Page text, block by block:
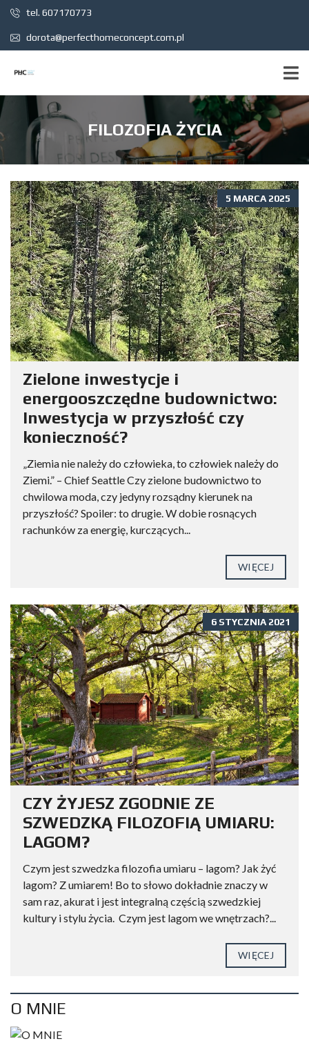
tel. 607170773
dorota@perfecthomeconcept.com.pl
FILOZOFIA ŻYCIA
5 MARCA 2025
Zielone inwestycje i
energooszczędne budownictwo:
Inwestycja w przyszłość czy
konieczność?
„Ziemia nie należy do człowieka, to człowiek należy do
Ziemi.” – Chief Seattle Czy zielone budownictwo to
chwilowa moda, czy jedyny rozsądny kierunek na
przyszłość? Spoiler: to drugie. W dobie rosnących
rachunków za energię, kurczących...
WIĘCEJ
6 STYCZNIA 2021
CZY ŻYJESZ ZGODNIE ZE
SZWEDZKĄ FILOZOFIĄ UMIARU:
LAGOM?
Czym jest szwedzka filozofia umiaru – lagom? Jak żyć
lagom? Z umiarem! Bo to słowo dokładnie znaczy w
sam raz, akurat i jest integralną częścią szwedzkiej
kultury i stylu życia. Czym jest lagom we wnętrzach?...
WIĘCEJ
O MNIE